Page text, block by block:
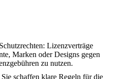
Lizenzverträge
Marken oder Designs gegen
zu nutzen.
schaffen klare Regeln für die